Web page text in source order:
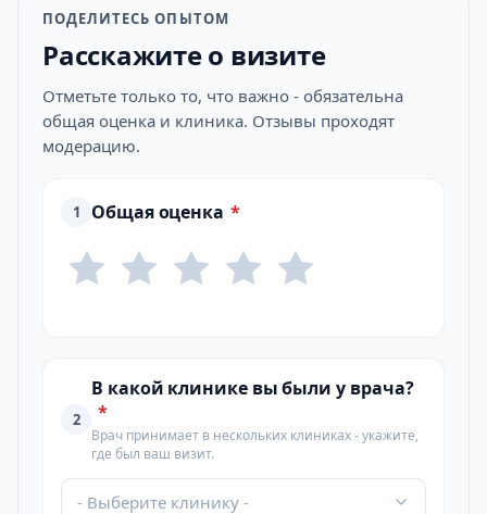
ПОДЕЛИТЕСЬ ОПЫТОМ
Расскажите о визите
Отметьте только то, что важно - обязательна
общая оценка и клиника. Отзывы проходят
модерацию.
1 Общая оценка *
2
В какой клинике вы были у врача?
*
Врач принимает в нескольких клиниках - укажите,
где был ваш визит.
- Выберите клинику -